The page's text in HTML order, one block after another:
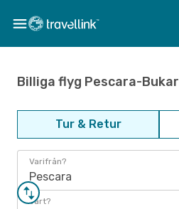
Billiga flyg Pescara-
Tur & Retur
Varifrån?
Pescara
Vart?